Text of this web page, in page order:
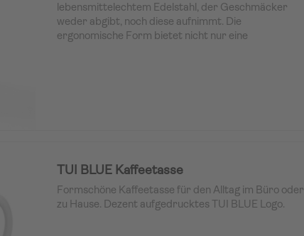
lebensmittelechtem Edelstahl, der Geschmäcker
weder abgibt, noch diese aufnimmt. Die
ergonomische Form bietet nicht nur eine
TUI BLUE Kaffeetasse
Formschöne Kaffeetasse für den Alltag im Büro oder
zu Hause. Dezent aufgedrucktes TUI BLUE Logo.